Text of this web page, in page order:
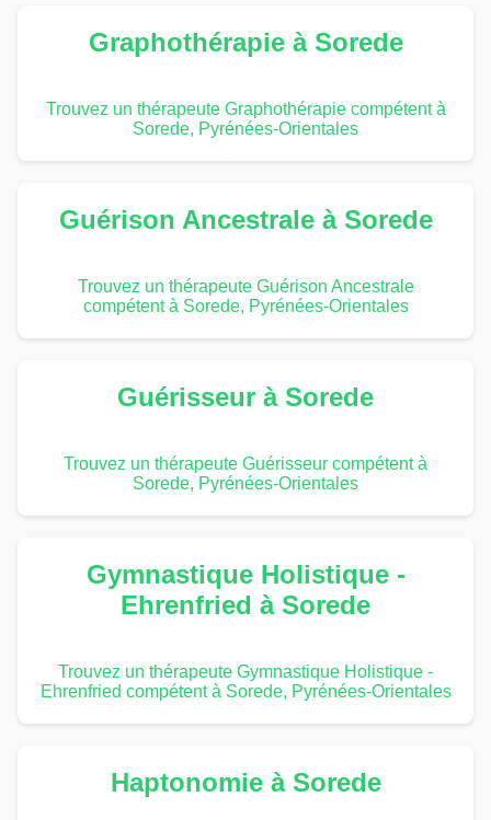
Graphothérapie à Sorede
Trouvez un thérapeute Graphothérapie compétent à
Sorede, Pyrénées-Orientales
Guérison Ancestrale à Sorede
Trouvez un thérapeute Guérison Ancestrale
compétent à Sorede, Pyrénées-Orientales
Guérisseur à Sorede
Trouvez un thérapeute Guérisseur compétent à
Sorede, Pyrénées-Orientales
Gymnastique Holistique -
Ehrenfried à Sorede
Trouvez un thérapeute Gymnastique Holistique -
Ehrenfried compétent à Sorede, Pyrénées-Orientales
Haptonomie à Sorede